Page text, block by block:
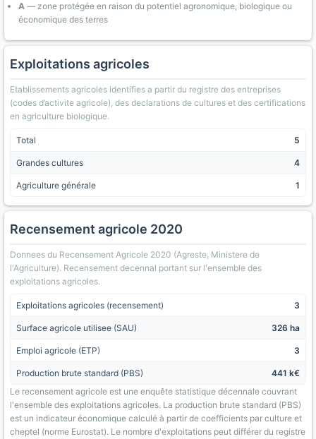
A — zone protégée en raison du potentiel agronomique, biologique ou
économique des terres
Exploitations agricoles
Etablissements agricoles identifies a partir du registre des entreprises
(codes d’activite agricole), des declarations de cultures et des certifications
en agriculture biologique.
Total 5
Grandes cultures 4
Agriculture générale 1
Recensement agricole 2020
Donnees du Recensement Agricole 2020 (Agreste, Ministere de
l'Agriculture). Recensement decennal portant sur l'ensemble des
exploitations agricoles.
Exploitations agricoles (recensement) 3
Surface agricole utilisee (SAU) 326 ha
Emploi agricole (ETP) 3
Production brute standard (PBS)
441 k€
Le recensement agricole est une enquête statistique décennale couvrant
l'ensemble des exploitations agricoles. La production brute standard (PBS)
est un indicateur économique calculé à partir de coefficients par culture et
cheptel (norme Eurostat). Le nombre d'exploitations peut différer du registre